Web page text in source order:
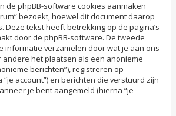
de phpBB-software cookies aanmaken
bezoekt, hoewel dit document daarop
Deze tekst heeft betrekking op de pagina’s
door de phpBB-software. De tweede
informatie verzamelen door wat je aan ons
andere het plaatsen als een anonieme
berichten”), registreren op
“je account”) en berichten die verstuurd zijn
je bent aangemeld (hierna “je